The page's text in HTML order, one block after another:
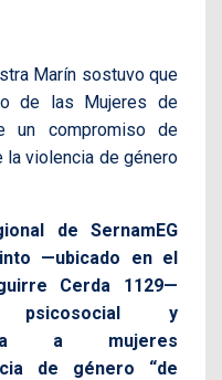
Marín sostuvo que
de las Mujeres de
un compromiso de
la violencia de género
de SernamEG
—ubicado en el
Cerda 1129—
psicosocial y
a mujeres
de género “de